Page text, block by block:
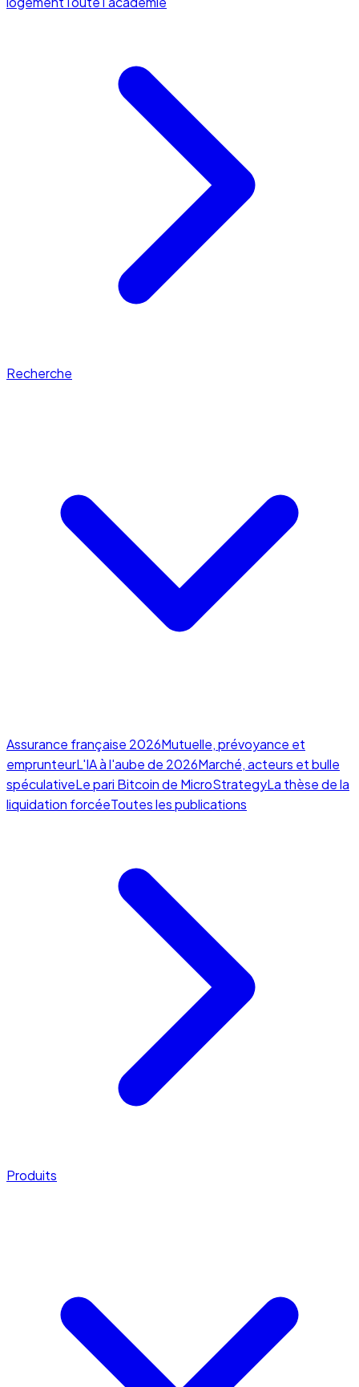
Recherche
Assurance française 2026Mutuelle, prévoyance et
emprunteurL'IA à l'aube de 2026Marché, acteurs et bulle
spéculativeLe pari Bitcoin de MicroStrategyLa thèse de la
liquidation forcéeToutes les publications
Produits